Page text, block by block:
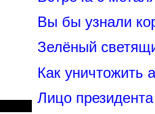
Вы бы узнали
Зелёный
Как уничтожить
Лицо